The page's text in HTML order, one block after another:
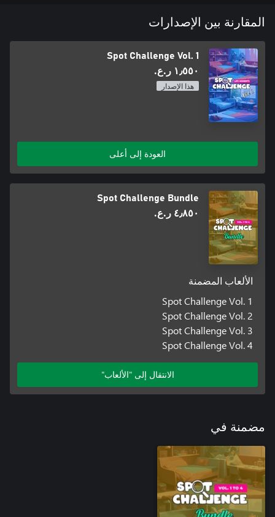
المقارنة بين الإصدارات
Spot Challenge Vol. 1
١٫٥٥٠ ر.ع.‏
هذا الإصدار
العودة إلى أعلى
Spot Challenge Bundle
٤٫٨٥٠ ر.ع.‏
الألعاب المضمنة
Spot Challenge Vol. 1
Spot Challenge Vol. 2
Spot Challenge Vol. 3
Spot Challenge Vol. 4
الانتقال إلى "الألعاب"
مضمنة في